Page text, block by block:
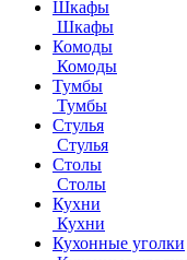
Шкафы
Шкафы
Комоды
Комоды
Тумбы
Тумбы
Стулья
Стулья
Столы
Столы
Кухни
Кухни
Кухонные уголки